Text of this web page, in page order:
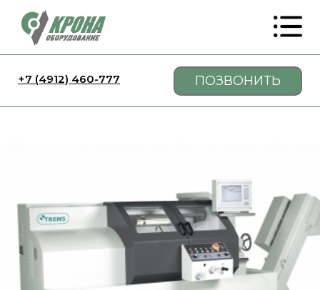
+7 (4912) 460-777 ПОЗВОНИТЬ